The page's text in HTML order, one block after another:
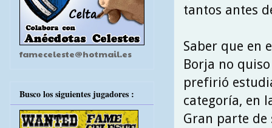
tantos antes
Saber que en
Borja no
prefirió
categoría, en
Gran parte de
fameceleste@hotmail.es
Busco los siguientes jugadores :